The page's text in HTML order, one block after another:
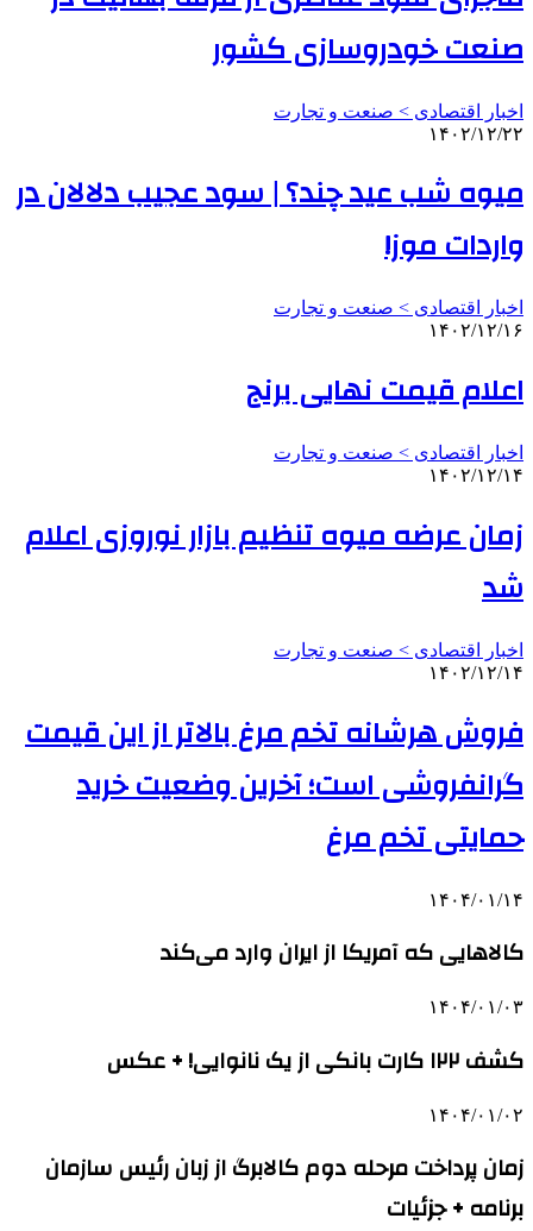
صنعت خودروسازی کشور
اخبار اقتصادی > صنعت و تجارت
۱۴۰۲/۱۲/۲۲
میوه شب عید چند؟ | سود عجیب دلالان در
واردات موز!
اخبار اقتصادی > صنعت و تجارت
۱۴۰۲/۱۲/۱۶
اعلام قیمت نهایی برنج
اخبار اقتصادی > صنعت و تجارت
۱۴۰۲/۱۲/۱۴
زمان عرضه میوه تنظیم بازار نوروزی اعلام
شد
اخبار اقتصادی > صنعت و تجارت
۱۴۰۲/۱۲/۱۴
فروش هرشانه تخم مرغ بالاتر از این قیمت
گرانفروشی است؛ آخرین وضعیت خرید
حمایتی تخم مرغ
۱۴۰۴/۰۱/۱۴
کالاهایی که آمریکا از ایران وارد می‌کند
۱۴۰۴/۰۱/۰۳
کشف ۱۲۲ کارت بانکی از یک نانوایی! + عکس
۱۴۰۴/۰۱/۰۲
زمان پرداخت مرحله دوم کالابرگ از زبان رئیس سازمان
برنامه‌ + جزئیات